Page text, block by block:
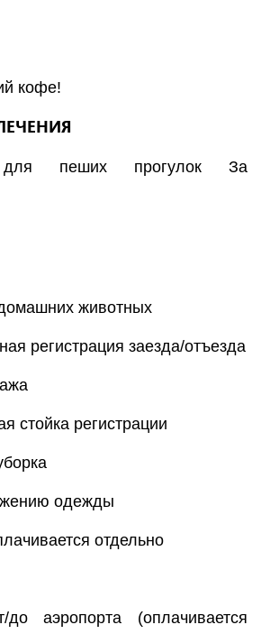
кофе!
пеших прогулок За
животных
регистрация заезда/отъезда
стойка регистрации
одежды
отдельно
аэропорта (оплачивается